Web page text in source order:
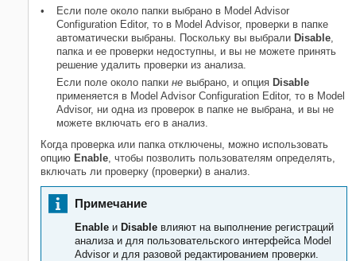
Если поле около папки выбрано в Model Advisor
Configuration Editor, то в Model Advisor, проверки в папке
автоматически выбраны. Поскольку вы выбрали Disable
папка и ее проверки недоступны, и вы не можете принять
решение удалить проверки из анализа.
Если поле около папки не выбрано, и опция Disable
применяется в Model Advisor Configuration Editor, то в Model
Advisor, ни одна из проверок в папке не выбрана, и вы не
можете включать его в анализ.
Когда проверка или папка отключены, можно использовать
опцию Enable , чтобы позволить пользователям определять,
включать ли проверку (проверки) в анализ.
Примечание
Enable и Disable влияют на выполнение регистраций
анализа и для пользовательского интерфейса Model
Advisor и для разовой редактированием проверки.